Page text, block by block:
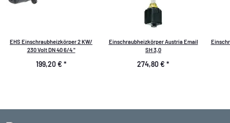
EHS Einschraubheizkörper 2 KW/
230 Volt DN 40 6/4 "
199,20 € *
Einschraubheizkörper Austria Email
SH 3,0
274,80 € *